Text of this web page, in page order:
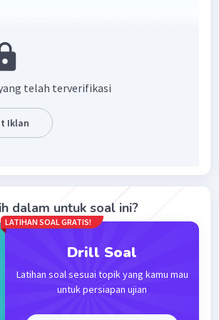
memengaruhi natalitas.
58
telah terverifikasi
Iklan
dalam untuk soal ini?
LATIHAN SOAL GRATIS!
Drill Soal
Latihan soal sesuai topik yang kamu mau
untuk persiapan ujian